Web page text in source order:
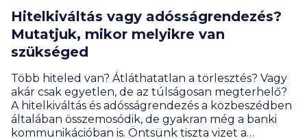
Hitelkiváltás vagy adósságrendezés?
Mutatjuk, mikor melyikre van
szükséged
Több hiteled van? Átláthatatlan a törlesztés? Vagy
akár csak egyetlen, de az túlságosan megterhelő?
A hitelkiváltás és adósságrendezés a közbeszédben
általában összemosódik, de gyakran még a banki
kommunikációban is. Öntsünk tiszta vizet a